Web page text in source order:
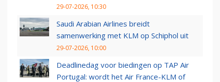
29-07-2026, 10:30
Saudi Arabian Airlines breidt
samenwerking met KLM op Schiphol uit
29-07-2026, 10:00
Deadlinedag voor biedingen op TAP Air
Portugal: wordt het Air France-KLM of